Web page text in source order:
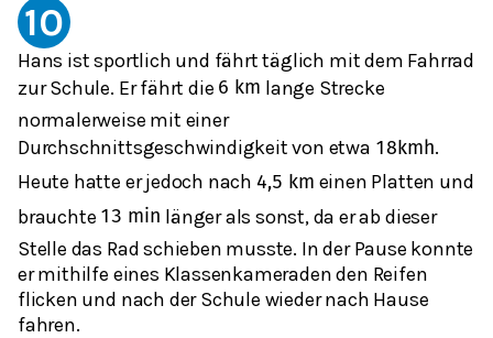
10
Hans ist sportlich und fährt täglich mit dem Fahrrad
zur Schule. Er fährt die 6 km lange Strecke
normalerweise mit einer
Durchschnittsgeschwindigkeit von etwa 18 km h.
Heute hatte er jedoch nach 4,5 km einen Platten und
brauchte 13 min länger als sonst, da er ab dieser
Stelle das Rad schieben musste. In der Pause konnte
er mithilfe eines Klassenkameraden den Reifen
flicken und nach der Schule wieder nach Hause
fahren.